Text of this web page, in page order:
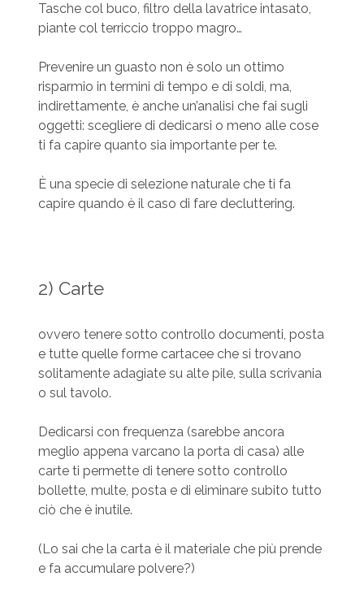
Tasche col buco, filtro della lavatrice intasato,
piante col terriccio troppo magro…
Prevenire un guasto non è solo un ottimo
risparmio in termini di tempo e di soldi, ma,
indirettamente, è anche un’analisi che fai sugli
oggetti: scegliere di dedicarsi o meno alle cose
ti fa capire quanto sia importante per te.
È una specie di selezione naturale che ti fa
capire quando è il caso di fare decluttering.
2) Carte
ovvero tenere sotto controllo documenti, posta
e tutte quelle forme cartacee che si trovano
solitamente adagiate su alte pile, sulla scrivania
o sul tavolo.
Dedicarsi con frequenza (sarebbe ancora
meglio appena varcano la porta di casa) alle
carte ti permette di tenere sotto controllo
bollette, multe, posta e di eliminare subito tutto
ciò che è inutile.
(Lo sai che la carta è il materiale che più prende
e fa accumulare polvere?)